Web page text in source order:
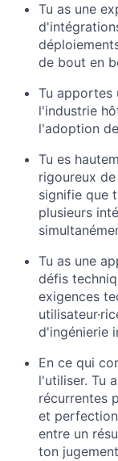
Tu as une
de bout en
Tu apportes
l'industrie
l'adoption
Tu es
rigoureux
signifie que
plusieurs
Tu as une
défis
exigences
d'ingénierie
En ce qui
l'utiliser. Tu
récurrentes
et
entre un
ton